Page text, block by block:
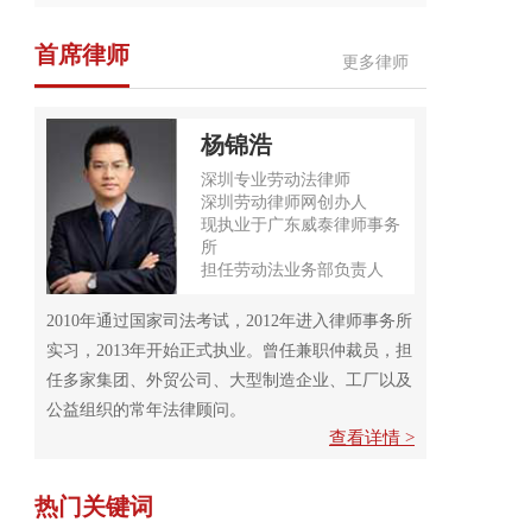
首席律师 更多律师
杨锦浩
深圳专业劳动法律师
深圳劳动律师网创办人
现执业于广东威泰律师事务
所
担任劳动法业务部负责人
2010年通过国家司法考试，2012年进入律师事务所
实习，2013年开始正式执业。曾任兼职仲裁员，担
任多家集团、外贸公司、大型制造企业、工厂以及
公益组织的常年法律顾问。
查看详情 >
热门关键词